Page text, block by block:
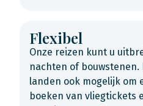
Flexibel
Onze reizen kunt u
nachten of bouwstenen.
landen ook mogelijk om
boeken van vliegtickets